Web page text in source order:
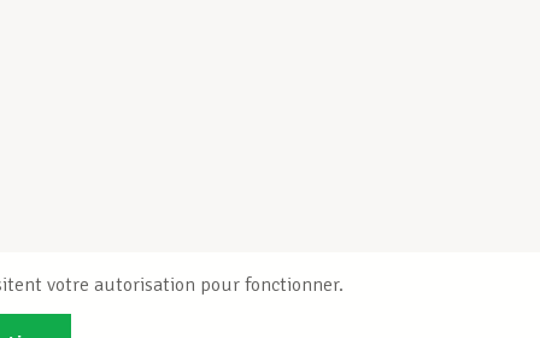
votre autorisation pour fonctionner.